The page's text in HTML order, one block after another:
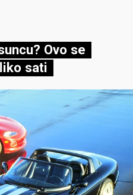
Ovo se
sati